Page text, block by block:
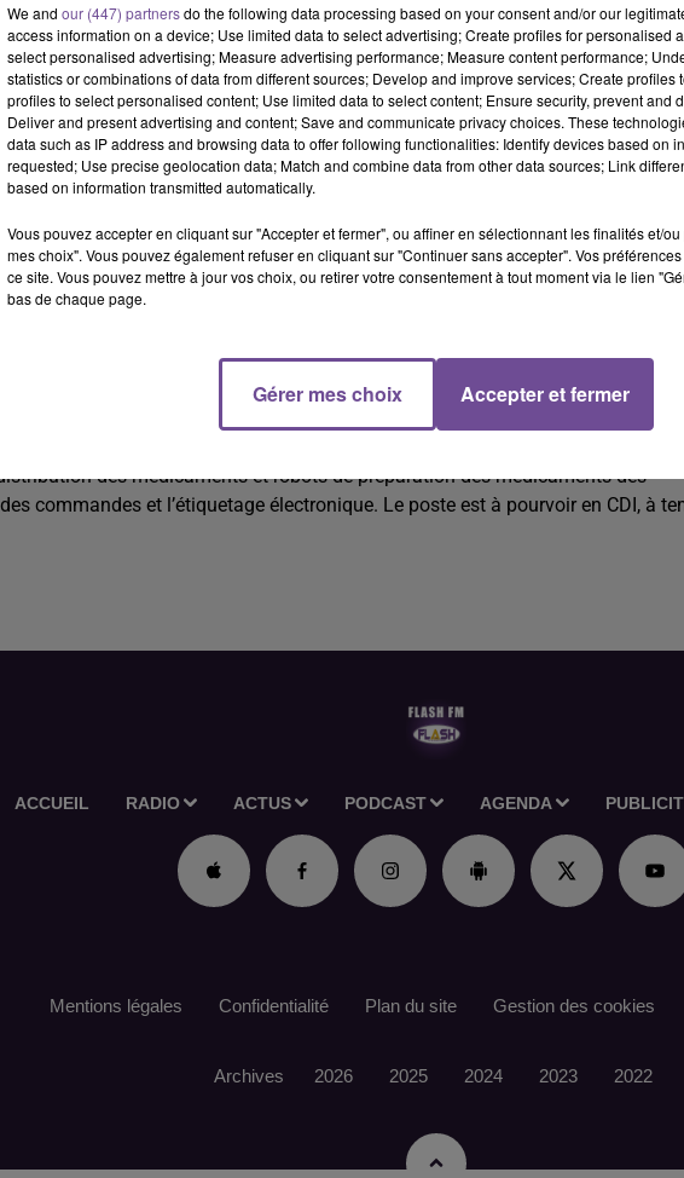
un Préparateur en pharmacie diplômé (H/F).
un Préparateur en pharmacie diplômé (H/F). Vos missions : assurer la
des médicaments et robots de préparation des médicaments des
commandes et l’étiquetage électronique. Le poste est à pourvoir en CDI, à
ACCUEIL RADIO ACTUS PODCAST AGENDA
Mentions légales Confidentialité Plan du site Gestion des cookies
Archives 2026 2025 2024 2023 2022
We and our (447) partnersdo the following data processing based on your consent and/or our
access information on a device; Use limited data to select advertising; Create profiles for personalised
select personalised advertising; Measure advertising performance; Measure content performance;
statistics or combinations of data from different sources; Develop and improve services; Create profiles
profiles to select personalised content; Use limited data to select content; Ensure security, prevent and
Deliver and present advertising and content; Save and communicate privacy choices. These
data such as IP address and browsing data to offer following functionalities: Identify devices based on
requested; Use precise geolocation data; Match and combine data from other data sources; Link
based on information transmitted automatically.
Vous pouvez accepter en cliquant sur "Accepter et fermer", ou affiner en sélectionnant les finalités et/
mes choix". Vous pouvez également refuser en cliquant sur "Continuer sans accepter". Vos
ce site. Vous pouvez mettre à jour vos choix, ou retirer votre consentement à tout moment via le lien
bas de chaque page.
Gérer mes choix Accepter et fermer